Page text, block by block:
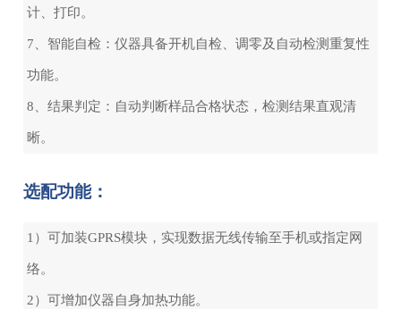
计、打印。
7、智能自检：仪器具备开机自检、调零及自动检测重复性
功能。
8、结果判定：自动判断样品合格状态，检测结果直观清
晰。
选配功能：
1）可加装GPRS模块，实现数据无线传输至手机或指定网
络。
2）可增加仪器自身加热功能。